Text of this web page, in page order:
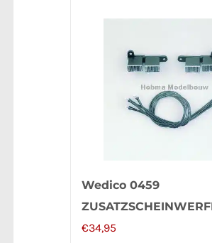
Wedico 0459
ACTROS
€34,95